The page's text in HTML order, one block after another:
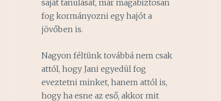
saját tanulását, már magabiztosan
fog kormányozni egy hajót a
jövőben is.
Nagyon féltünk továbbá nem csak
attól, hogy Jani egyedül fog
eveztetni minket, hanem attól is,
hogy ha esne az eső, akkor mit